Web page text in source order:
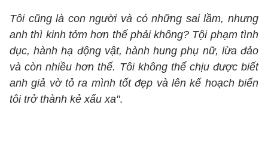
Tôi cũng là con người và có những sai lầm, nhưng
anh thì kinh tởm hơn thế phải không? Tội phạm tình
dục, hành hạ động vật, hành hung phụ nữ, lừa đảo
và còn nhiều hơn thế. Tôi không thể chịu được biết
anh giả vờ tỏ ra mình tốt đẹp và lên kế hoạch biến
tôi trở thành kẻ xấu xa".